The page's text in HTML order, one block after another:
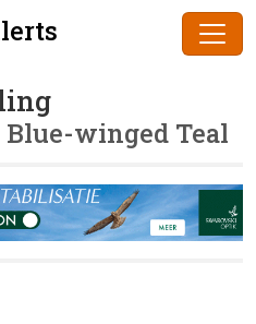
Blue-winged Teal